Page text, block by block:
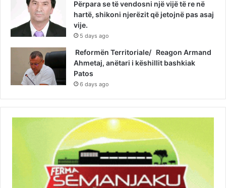
Përpara se të vendosni një vijë të re në
hartë, shikoni njerëzit që jetojnë pas asaj
vije.
5 days ago
Reformën Territoriale/ Reagon Armand
Ahmetaj, anëtari i këshillit bashkiak
Patos
6 days ago